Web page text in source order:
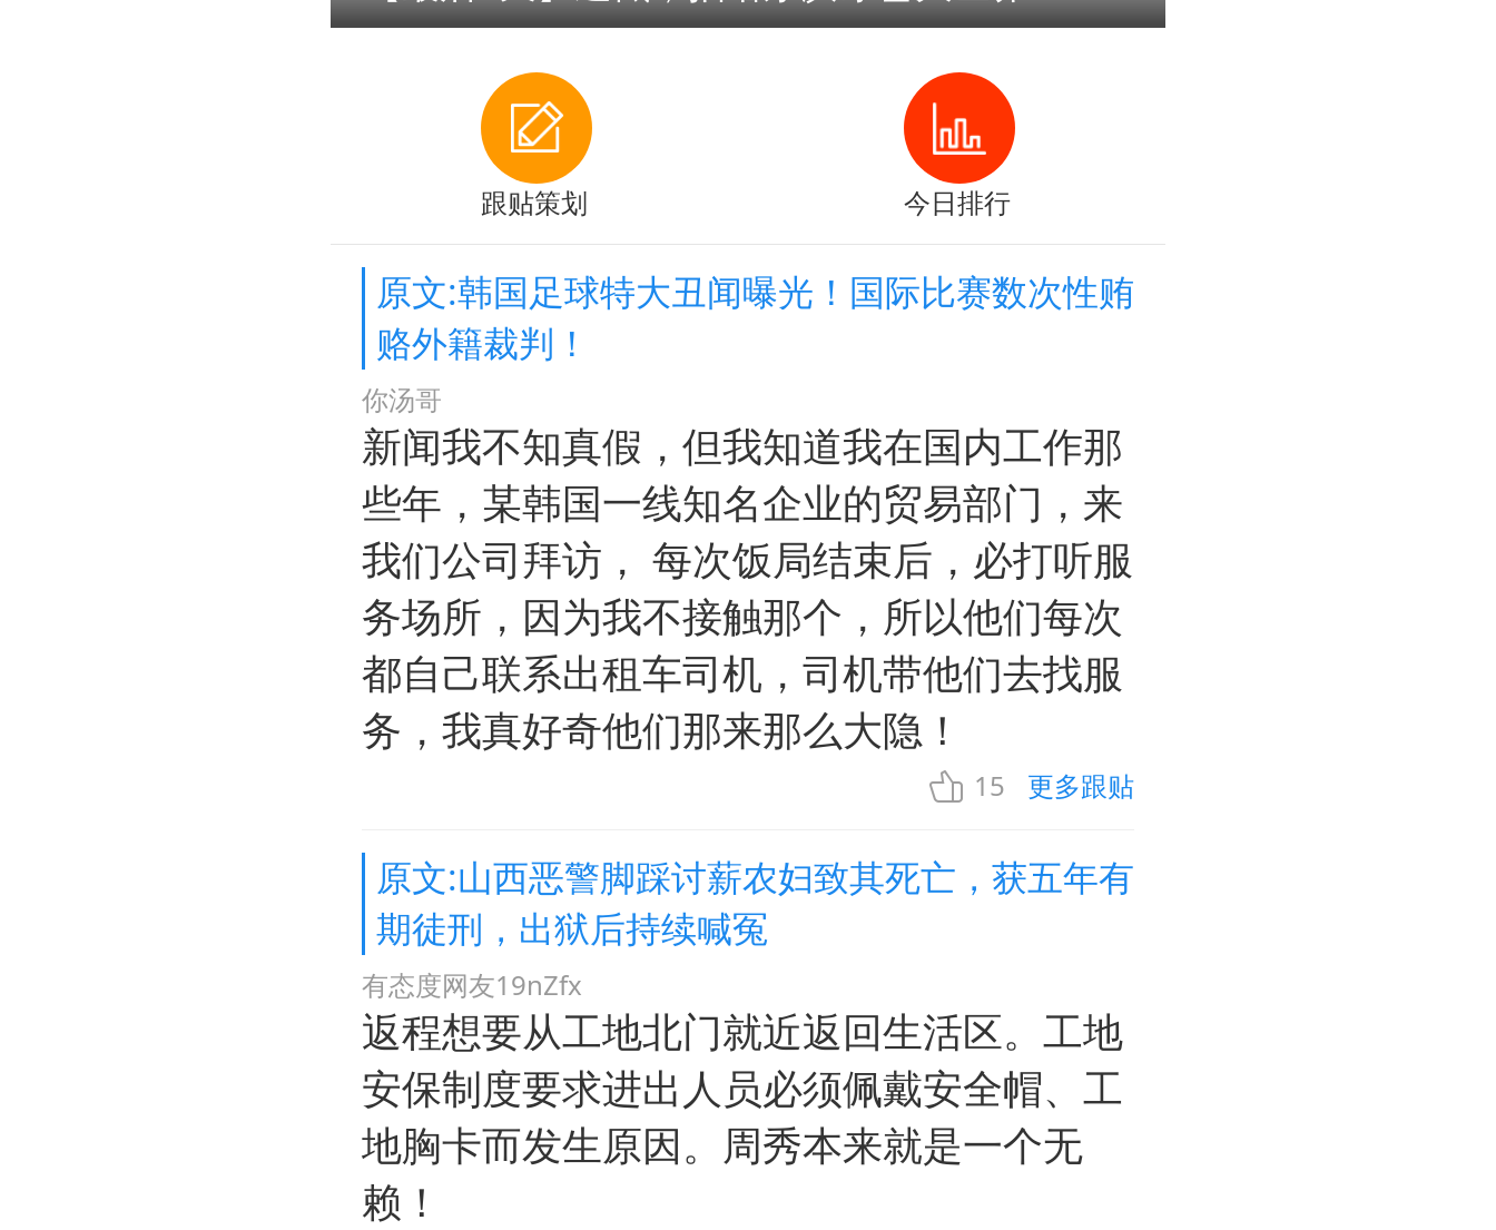
跟贴策划 今日排行
原文:韩国足球特大丑闻曝光！国际比赛数次性贿
赂外籍裁判！
你汤哥
新闻我不知真假，但我知道我在国内工作那
些年，某韩国一线知名企业的贸易部门，来
我们公司拜访， 每次饭局结束后，必打听服
务场所，因为我不接触那个，所以他们每次
都自己联系出租车司机，司机带他们去找服
务，我真好奇他们那来那么大隐！
15 更多跟贴
原文:山西恶警脚踩讨薪农妇致其死亡，获五年有
期徒刑，出狱后持续喊冤
有态度网友19nZfx
返程想要从工地北门就近返回生活区。工地
安保制度要求进出人员必须佩戴安全帽、工
地胸卡而发生原因。周秀本来就是一个无
赖！